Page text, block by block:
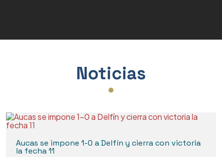
Noticias
Aucas se impone 1-0 a Delfín y cierra con victoria
la fecha 11